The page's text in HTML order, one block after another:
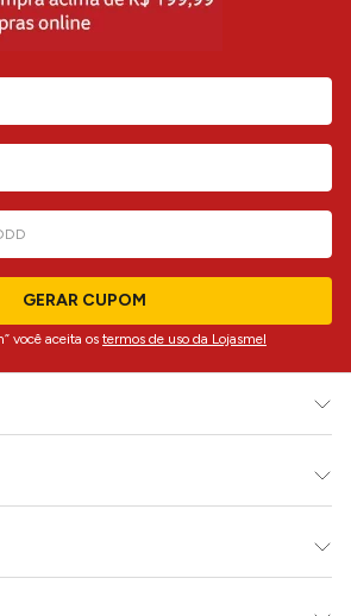
GERAR CUPOM
você aceita os termos de uso da Lojasmel